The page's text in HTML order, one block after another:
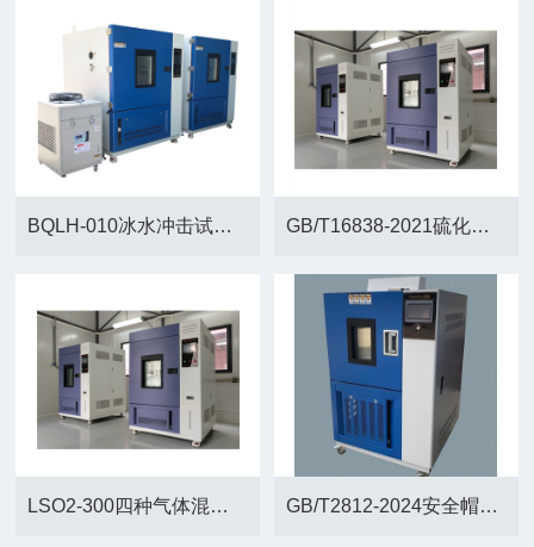
BQLH-010冰水冲击试验箱 GB/T16838-2021硫化氢气体腐蚀试验箱
LSO2-300四种气体混合腐蚀试验箱 GB/T2812-2024安全帽高低温预处理箱